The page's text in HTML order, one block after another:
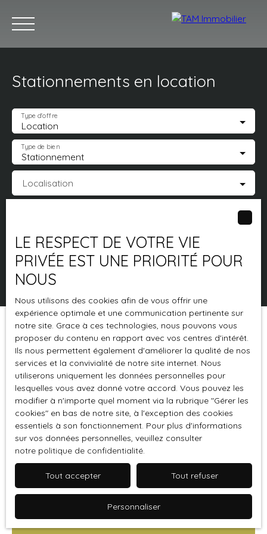
Acheter Louer Vendre Estimez votre bien
Estimation
Stationnements en location
Location
Type d'offre
Stationnement
Type de bien
Localisation
Surface min (m²)
Pertinence Créer une alerte
80
LE RESPECT DE VOTRE VIE
PRIVÉE EST UNE PRIORITÉ POUR
NOUS
Nous utilisons des cookies afin de vous offrir une
expérience optimale et une communication pertinente sur
notre site. Grace à ces technologies, nous pouvons vous
proposer du contenu en rapport avec vos centres d'intérêt.
Ils nous permettent également d'améliorer la qualité de nos
services et la convivialité de notre site internet. Nous
utiliserons uniquement les données personnelles pour
lesquelles vous avez donné votre accord. Vous pouvez les
modifier à n'importe quel moment via la rubrique ″Gérer les
cookies″ en bas de notre site, à l'exception des cookies
essentiels à son fonctionnement. Pour plus d'informations
sur vos données personnelles, veuillez consulter
notre politique de confidentialité.
Tout accepter Tout refuser
Personnaliser